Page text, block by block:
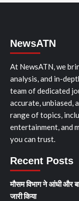
NewsATN
At NewsATN, we
analysis, and in-
team of dedicated
accurate, unbiased,
range of topics,
entertainment, and
you can trust.
Recent Posts
मौसम विभाग ने आंधी और
जारी किया